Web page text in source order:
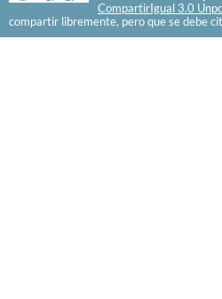
CompartirIgual 3.0
compartir libremente, pero que se debe